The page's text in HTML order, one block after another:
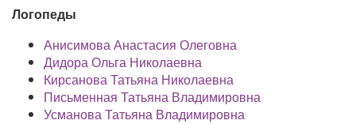
Логопеды
Анисимова Анастасия Олеговна
Дидора Ольга Николаевна
Кирсанова Татьяна Николаевна
Письменная Татьяна Владимировна
Усманова Татьяна Владимировна